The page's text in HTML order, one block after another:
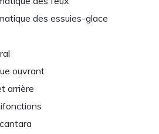
des essuies-glace
ouvrant
arrière